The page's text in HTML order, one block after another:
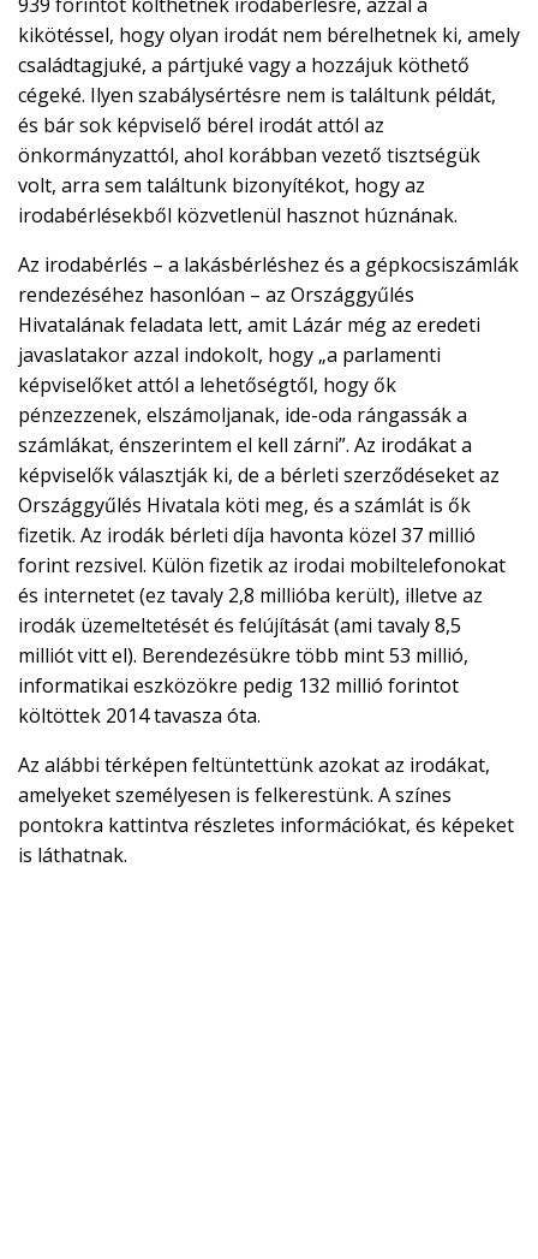
kikötéssel, hogy olyan irodát nem bérelhetnek ki, amely
családtagjuké, a pártjuké vagy a hozzájuk köthető
cégeké. Ilyen szabálysértésre nem is találtunk példát,
és bár sok képviselő bérel irodát attól az
önkormányzattól, ahol korábban vezető tisztségük
volt, arra sem találtunk bizonyítékot, hogy az
irodabérlésekből közvetlenül hasznot húznának.
Az irodabérlés – a lakásbérléshez és a gépkocsiszámlák
rendezéséhez hasonlóan – az Országgyűlés
Hivatalának feladata lett, amit Lázár még az eredeti
javaslatakor azzal indokolt, hogy „a parlamenti
képviselőket attól a lehetőségtől, hogy ők
pénzezzenek, elszámoljanak, ide-oda rángassák a
számlákat, énszerintem el kell zárni”. Az irodákat a
képviselők választják ki, de a bérleti szerződéseket az
Országgyűlés Hivatala köti meg, és a számlát is ők
fizetik. Az irodák bérleti díja havonta közel 37 millió
forint rezsivel. Külön fizetik az irodai mobiltelefonokat
és internetet (ez tavaly 2,8 millióba került), illetve az
irodák üzemeltetését és felújítását (ami tavaly 8,5
milliót vitt el). Berendezésükre több mint 53 millió,
informatikai eszközökre pedig 132 millió forintot
költöttek 2014 tavasza óta.
Az alábbi térképen feltüntettünk azokat az irodákat,
amelyeket személyesen is felkerestünk. A színes
pontokra kattintva részletes információkat, és képeket
is láthatnak.